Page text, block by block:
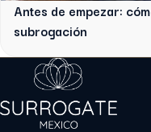
Antes de empezar:
subrogación